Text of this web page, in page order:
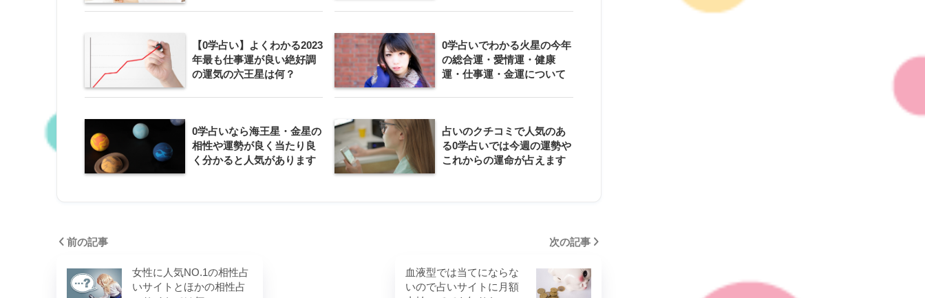
【0学占い】よくわかる2023
年最も仕事運が良い絶好調
の運気の六王星は何？
0学占いでわかる火星の今年
の総合運・愛情運・健康
運・仕事運・金運について
0学占いなら海王星・金星の
相性や運勢が良く当たり良
く分かると人気があります
占いのクチコミで人気のあ
る0学占いでは今週の運勢や
これからの運命が占えます
前の記事
女性に人気NO.1の相性占
いサイトとほかの相性占
次の記事
血液型では当てにならな
いので占いサイトに月額